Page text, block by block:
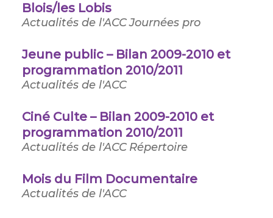
Blois/les Lobis
Actualités de l'ACCJournées pro
Jeune public – Bilan 2009-2010 et
programmation 2010/2011
Actualités de l'ACC
Ciné Culte – Bilan 2009-2010 et
programmation 2010/2011
Actualités de l'ACC Répertoire
Mois du Film Documentaire
Actualités de l'ACC